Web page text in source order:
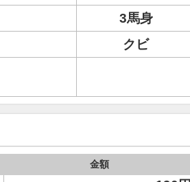
3馬身
クビ
金額